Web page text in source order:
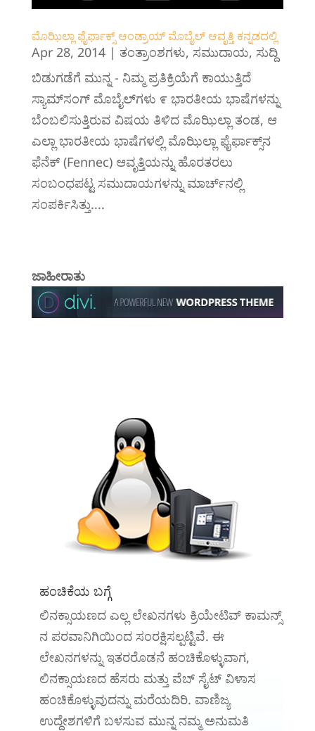
ಮೊಝಿಲ್ಲಾ ಫೈರ್ಫಾಕ್ಸ್ ಆಂಡ್ರಾಯ್ ಮೊಬೈಲ್ ಆವೃತ್ತಿ ಕನ್ನಡದಲ್ಲಿ
Apr 28, 2014| ತಂತ್ರಾಂಶಗಳು, ಸಮುದಾಯ, ಸುದ್ದಿ
ಬಿಡುಗಡೆಗೆ ಮುನ್ನ - ನಿಮ್ಮ ಪ್ರತಿಕ್ರಿಯೆಗೆ ಕಾಯುತ್ತಿದೆ
ಸ್ಯಾಮ್‌ಸಂಗ್ ಮೊಬೈಲ್‌ಗಳು ೯ ಭಾರತೀಯ ಭಾಷೆಗಳನ್ನು
ಬೆಂಬಲಿಸುತ್ತಿರುವ ವಿಷಯ ತಿಳಿದ ಮೊಝಿಲ್ಲಾ ತಂಡ, ಆ
ಎಲ್ಲಾ ಭಾರತೀಯ ಭಾಷೆಗಳಲ್ಲಿ ಮೊಝಿಲ್ಲಾ ಫೈರ್ಫಾಕ್ಸ್‌ನ
ಫೆನೆಕ್ (Fennec) ಆವೃತ್ತಿಯನ್ನು ಹೊರತರಲು
ಸಂಬಂಧಪಟ್ಟ ಸಮುದಾಯಗಳನ್ನು ಮಾರ್ಚ್‌ನಲ್ಲಿ
ಸಂಪರ್ಕಿಸಿತ್ತು....
ಜಾಹೀರಾತು
ಹಂಚಿಕೆಯ ಬಗ್ಗೆ
ಲಿನಕ್ಸಾಯಣದ ಎಲ್ಲ ಲೇಖನಗಳು ಕ್ರಿಯೇಟಿವ್ ಕಾಮನ್ಸ್
ನ ಪರವಾನಿಗಿಯಿಂದ ಸಂರಕ್ಷಿಸಲ್ಪಟ್ಟಿವೆ. ಈ
ಲೇಖನಗಳನ್ನು ಇತರರೊಡನೆ ಹಂಚಿಕೊಳ್ಳುವಾಗ,
ಲಿನಕ್ಸಾಯಣದ ಹೆಸರು ಮತ್ತು ವೆಬ್ ಸೈಟ್ ವಿಳಾಸ
ಹಂಚಿಕೊಳ್ಳುವುದನ್ನು ಮರೆಯದಿರಿ. ವಾಣಿಜ್ಯ
ಉದ್ದೇಶಗಳಿಗೆ ಬಳಸುವ ಮುನ್ನ ನಮ್ಮ ಅನುಮತಿ